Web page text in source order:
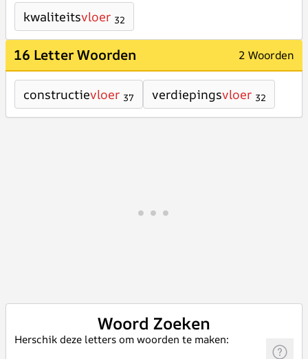
kwaliteitsvloer 32
16 Letter Woorden 2 Woorden
constructievloer 37 verdiepingsvloer 32
Woord Zoeken
Herschik deze letters om woorden te maken: